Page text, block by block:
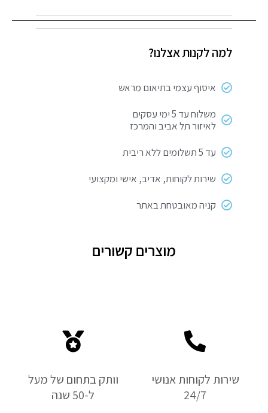
עשן
9Vלמה לקנות אצלנו?
איסוף עצמי בתיאום מראש
משלוח עד 5 ימי עסקים
לאיזור תל אביב והמרכז
עד 5 תשלומים ללא ריבית
שירות לקוחות, אדיב, אישי ומקצועי
קניה מאובטחת באתר
מוצרים קשורים
שירות לקוחות אנושי
24/7
וותק בתחום של מעל
ל-50 שנה